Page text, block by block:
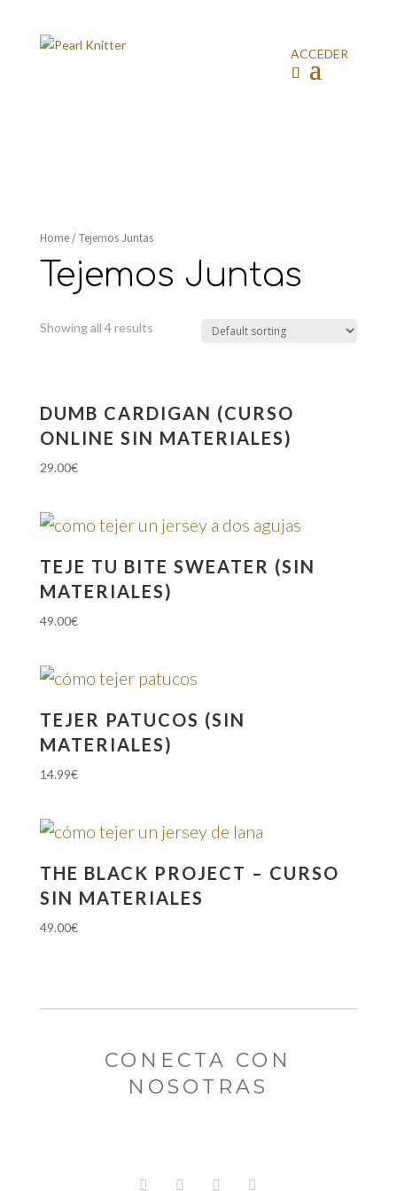
ACCEDER
Home/ Tejemos Juntas
Tejemos Juntas
Showing all 4 results
DUMB CARDIGAN (CURSO
ONLINE SIN MATERIALES)
29.00€
TEJE TU BITE SWEATER (SIN
MATERIALES)
49.00€
TEJER PATUCOS (SIN
MATERIALES)
14.99€
THE BLACK PROJECT – CURSO
SIN MATERIALES
49.00€
CONECTA CON
NOSOTRAS